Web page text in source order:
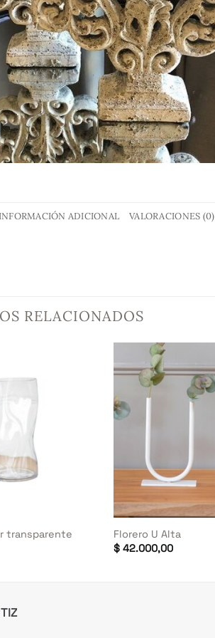
ADICIONAL VALORACIONES (0)
RELACIONADOS
transparente
+
Florero U Alta
$ 42.000,00